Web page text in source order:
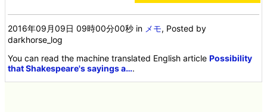
2016年09月09日 09時00分00秒 in メモ, Posted by
darkhorse_log
You can read the machine translated English articlePossibility
that Shakespeare's sayings a….